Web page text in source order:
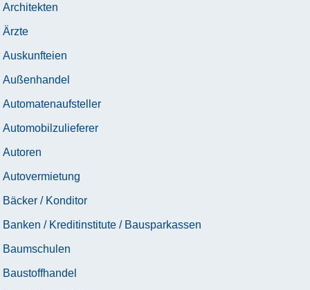
Architekten
Ärzte
Auskunfteien
Außenhandel
Automatenaufsteller
Automobilzulieferer
Autoren
Autovermietung
Bäcker / Konditor
Banken / Kreditinstitute / Bausparkassen
Baumschulen
Baustoffhandel